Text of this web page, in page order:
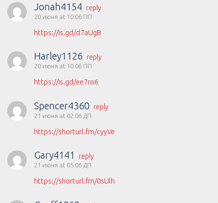
Jonah4154 reply
20 июня at 10:06 ПП
https://is.gd/d7aUgB
Harley1126 reply
20 июня at 10:06 ПП
https://is.gd/ee7ro6
Spencer4360 reply
21 июня at 02:06 ДП
https://shorturl.fm/cyyVe
Gary4141 reply
21 июня at 05:06 ДП
https://shorturl.fm/0sUlh